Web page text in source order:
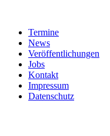
Termine
News
Veröffentlichungen
Jobs
Kontakt
Impressum
Datenschutz